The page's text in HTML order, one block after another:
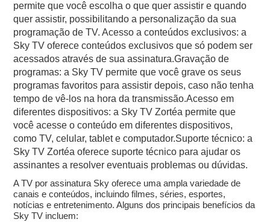
permite que você escolha o que quer assistir e quando
quer assistir, possibilitando a personalização da sua
programação de TV. Acesso a conteúdos exclusivos: a
Sky TV oferece conteúdos exclusivos que só podem ser
acessados através de sua assinatura.Gravação de
programas: a Sky TV permite que você grave os seus
programas favoritos para assistir depois, caso não tenha
tempo de vê-los na hora da transmissão.Acesso em
diferentes dispositivos: a Sky TV Zortéa permite que
você acesse o conteúdo em diferentes dispositivos,
como TV, celular, tablet e computador.Suporte técnico: a
Sky TV Zortéa oferece suporte técnico para ajudar os
assinantes a resolver eventuais problemas ou dúvidas.
A TV por assinatura Sky oferece uma ampla variedade de
canais e conteúdos, incluindo filmes, séries, esportes,
notícias e entretenimento. Alguns dos principais benefícios da
Sky TV incluem: